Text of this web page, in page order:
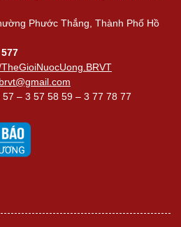
Phước Thắng, Thành Phố Hồ
– 3 57 58 59 – 3 77 78 77